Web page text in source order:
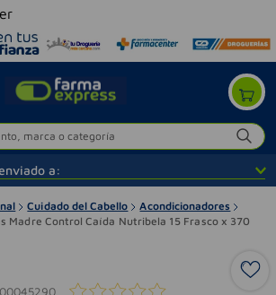
marca o categoría
a:
Cuidado del Cabello
Acondicionadores
Madre Control Caída Nutribela 15 Frasco x 370